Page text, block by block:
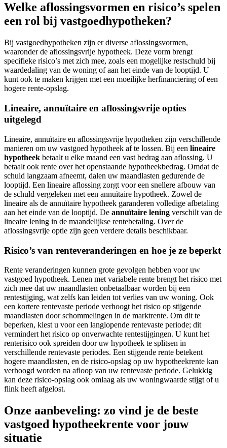
Welke aflossingsvormen en risico’s spelen
een rol bij vastgoedhypotheken?
Bij vastgoedhypotheken zijn er diverse aflossingsvormen,
waaronder de aflossingsvrije hypotheek. Deze vorm brengt
specifieke risico’s met zich mee, zoals een mogelijke restschuld bij
waardedaling van de woning of aan het einde van de looptijd. U
kunt ook te maken krijgen met een moeilijke herfinanciering of een
hogere rente-opslag.
Lineaire, annuïtaire en aflossingsvrije opties
uitgelegd
Lineaire, annuïtaire en aflossingsvrije hypotheken zijn verschillende
manieren om uw vastgoed hypotheek af te lossen. Bij een lineaire
hypotheek betaalt u elke maand een vast bedrag aan aflossing. U
betaalt ook rente over het openstaande hypotheekbedrag. Omdat de
schuld langzaam afneemt, dalen uw maandlasten gedurende de
looptijd. Een lineaire aflossing zorgt voor een snellere afbouw van
de schuld vergeleken met een annuïtaire hypotheek. Zowel de
lineaire als de annuïtaire hypotheek garanderen volledige afbetaling
aan het einde van de looptijd. De annuïtaire lening verschilt van de
lineaire lening in de maandelijkse rentebetaling. Over de
aflossingsvrije optie zijn geen verdere details beschikbaar.
Risico’s van renteveranderingen en hoe je ze beperkt
Rente veranderingen kunnen grote gevolgen hebben voor uw
vastgoed hypotheek. Lenen met variabele rente brengt het risico met
zich mee dat uw maandlasten onbetaalbaar worden bij een
rentestijging, wat zelfs kan leiden tot verlies van uw woning. Ook
een kortere rentevaste periode verhoogt het risico op stijgende
maandlasten door schommelingen in de marktrente. Om dit te
beperken, kiest u voor een langlopende rentevaste periode; dit
vermindert het risico op onverwachte rentestijgingen. U kunt het
renterisico ook spreiden door uw hypotheek te splitsen in
verschillende rentevaste periodes. Een stijgende rente betekent
hogere maandlasten, en de risico-opslag op uw hypotheekrente kan
verhoogd worden na afloop van uw rentevaste periode. Gelukkig
kan deze risico-opslag ook omlaag als uw woningwaarde stijgt of u
flink heeft afgelost.
Onze aanbeveling: zo vind je de beste
vastgoed hypotheekrente voor jouw
situatie